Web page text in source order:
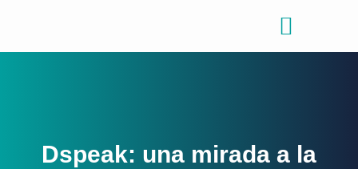
Dspeak: una mirada a la